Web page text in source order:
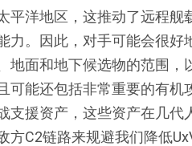
平洋地区，这推动了远程舰
。因此，对手可能会很好
地面和地下候选物的范围，
可能还包括非常重要的有机
支援资产，这些资产在几代
C2链路来规避我们降低